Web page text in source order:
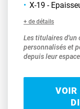
X-19 -
+ de détails
Les titulaires d'un
personnalisés et
depuis leur
VOIR